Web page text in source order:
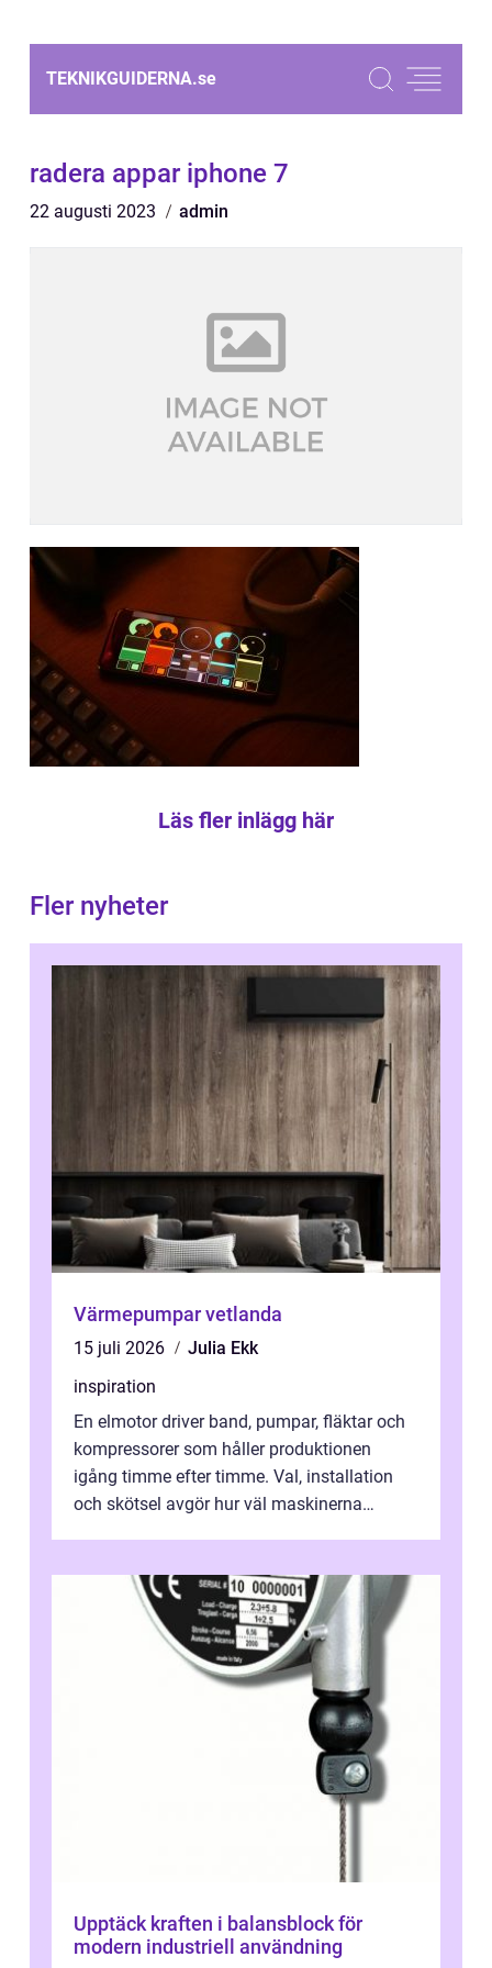
TEKNIKGUIDERNA.se
radera appar iphone 7
22 augusti 2023 admin
Läs fler inlägg här
Fler nyheter
Värmepumpar vetlanda
15 juli 2026
Julia Ekk
inspiration
En elmotor driver band, pumpar, fläktar och
kompressorer som håller produktionen
igång timme efter timme. Val, installation
och skötsel avgör hur väl maskinerna
Upptäck kraften i balansblock för
modern industriell användning